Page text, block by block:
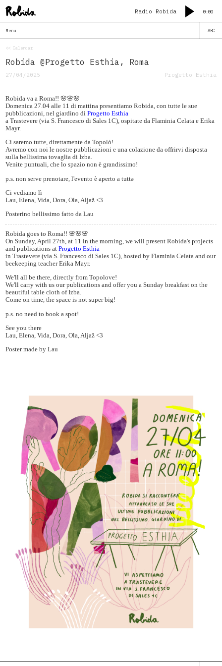
Radio Robida 0:00
Menu
<< Calendar
Robida @Progetto Esthia, Roma
27/04/2025 Progetto Esthia
Robida va a Roma!! 🌸🌸🌸
Domenica 27.04 alle 11 di mattina presentiamo Robida, con tutte le sue
pubblicazioni, nel giardino di Progetto Esthia
a Trastevere (via S. Francesco di Sales 1C), ospitate da Flaminia Celata e Erika
Mayr.
Ci saremo tutte, direttamente da Topolò!
Avremo con noi le nostre pubblicazioni e una colazione da offrirvi disposta
sulla bellissima tovaglia di Izba.
Venite puntuali, che lo spazio non è grandissimo!
p.s. non serve prenotare, l'evento è aperto a tuttə
Ci vediamo lì
Lau, Elena, Vida, Dora, Ola, Aljaž <3
Posterino bellissimo fatto da Lau
Robida goes to Roma!! 🌸🌸🌸
On Sunday, April 27th, at 11 in the morning, we will present Robida's projects
and publications at Progetto Esthia
in Trastevere (via S. Francesco di Sales 1C), hosted by Flaminia Celata and our
beekeeping teacher Erika Mayr.
We'll all be there, directly from Topolove!
We'll carry with us our publications and offer you a Sunday breakfast on the
beautiful table cloth of Izba.
Come on time, the space is not super big!
p.s. no need to book a spot!
See you there
Lau, Elena, Vida, Dora, Ola, Aljaž <3
Poster made by Lau
ABC